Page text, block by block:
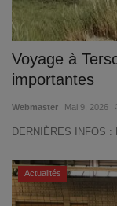
Voyage à
importantes
Webmaster Mai 9, 2026
DERNIÈRES INFOS :
Actualités